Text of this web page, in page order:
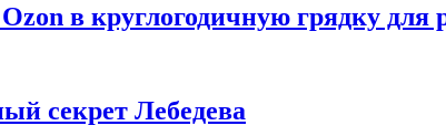
в круглогодичную грядку для
секрет Лебедева